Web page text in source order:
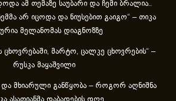
ამ თემაზე საუბარი და ჩემი ბრალია..
არ იცოდა და ნიუსებით გაიგო“ – თიკა
მელანომას დიაგნოზზე
ცხოვ­რე­ბა­ში, მარ­ტო, ცალ­კე ცხოვ­რე­ბის“ –
რუსკა მაყაშვილი
მხიარული განწყობა – როგორ აღნიშნა